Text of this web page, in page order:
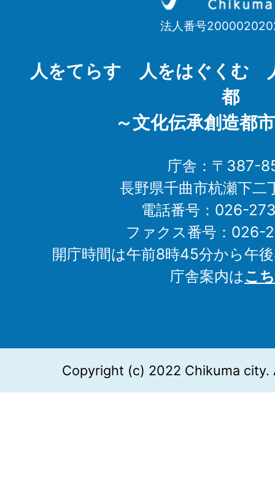
Chikuma
法人番号
人をてらす 人をはぐくむ
都
～文化伝承創造都
庁舎：〒387-
長野県千曲市杭瀬下二
電話番号：026-
ファクス番号：026-
開庁時間は午前8時45分から午
庁舎案内はこ
Copyright (c) 2022 Chikuma city.